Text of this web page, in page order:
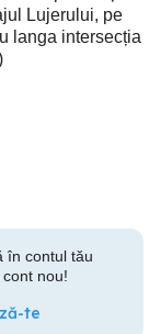
Lujerului, pe
langa intersecția
în contul tău
nou!
te